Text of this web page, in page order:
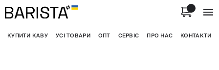
КУПИТИ КАВУ УСІ ТОВАРИ ОПТ СЕРВІС ПРО НАС КОНТАКТИ